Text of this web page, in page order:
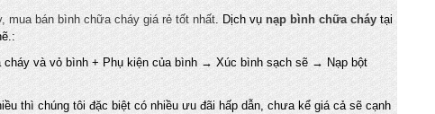
mua bán bình chữa cháy giá rẻ tốt nhất. Dịch vụ nạp bình chữa cháy tại
và vỏ bình + Phụ kiện của bình → Xúc bình sạch sẽ → Nạp bột
thì chúng tôi đặc biệt có nhiều ưu đãi hấp dẫn, chưa kể giá cả sẽ cạnh